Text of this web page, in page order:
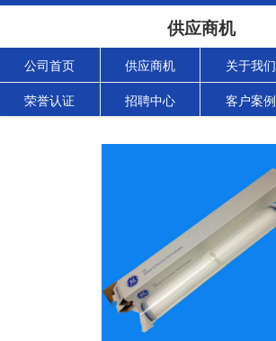
供应商机
公司首页 供应商机 关于我们
荣誉认证 招聘中心 客户案例